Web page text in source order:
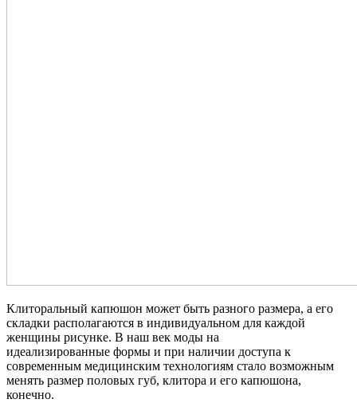
Клиторальный капюшон может быть разного размера, а его
складки располагаются в индивидуальном для каждой
женщины рисунке. В наш век моды на
идеализированные формы и при наличии доступа к
современным медицинским технологиям стало возможным
менять размер половых губ, клитора и его капюшона,
конечно.